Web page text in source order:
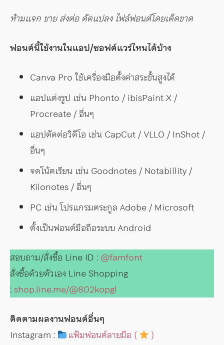
ห้ามแจก ขาย ส่งต่อ ดัดแปลง ไฟล์ฟอนต์โดยเด็ดขาด
ฟอนต์นี้ใช้งานในแอป/ซอฟต์แวร์ไหนได้บ้าง
Canva Pro ใช้เครื่องมือตั้งค่าสระขั้นสูงได้
แอปแต่งรูป เช่น Phonto / ibisPaint X /
Procreate / อื่นๆ
แอปตัดต่อวิดีโอ เช่น CapCut / VLLO / InShot /
อื่นๆ
จดโน้ตเรียน เช่น Goodnotes / Notabillity /
Kilonotes / อื่นๆ
PC เช่น โปรแกรมตระกูล Adobe / Microsoft
ตั้งเป็นฟอนต์มือถือระบบ Android
สอบถาม/สั่งซื้อ Line ID : @famfont
สั่งซื้อด้วยตัวเอง Line Shopping
:shop.line.me/@802kopgl
ติดตามผลงานฟอนต์อื่นๆ
Instagram :
แฟ้มฟอนต์ลายมือ (
)